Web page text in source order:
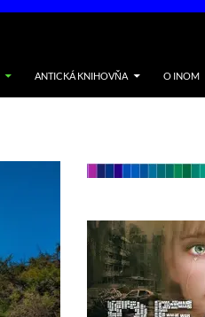
ANTICKÁ KNIHOVŇA O INOM